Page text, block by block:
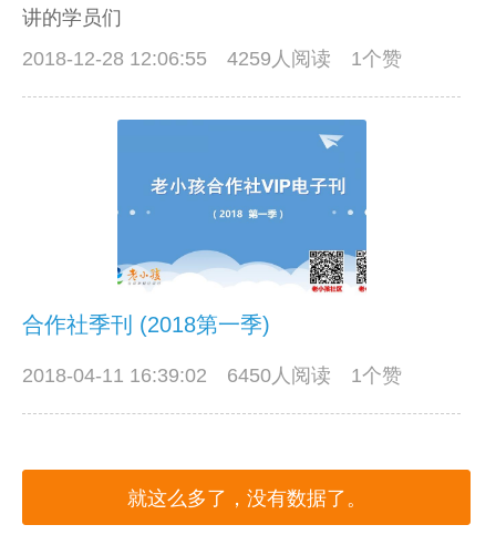
讲的学员们
2018-12-28 12:06:55
4259人阅读 1个赞
合作社季刊 (2018第一季)
2018-04-11 16:39:02 6450人阅读 1个赞
就这么多了，没有数据了。